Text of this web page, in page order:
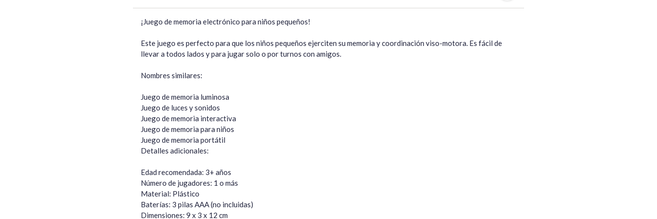
¡Juego de memoria electrónico para niños pequeños!
Este juego es perfecto para que los niños pequeños ejerciten su memoria y coordinación viso-motora. Es fácil de
llevar a todos lados y para jugar solo o por turnos con amigos.
Nombres similares:
Juego de memoria luminosa
Juego de luces y sonidos
Juego de memoria interactiva
Juego de memoria para niños
Juego de memoria portátil
Detalles adicionales:
Edad recomendada: 3+ años
Número de jugadores: 1 o más
Material: Plástico
Baterías: 3 pilas AAA (no incluidas)
Dimensiones: 9 x 3 x 12 cm